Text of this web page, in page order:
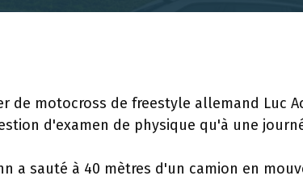
de motocross de freestyle allemand Luc
d'examen de physique qu'à une
a sauté à 40 mètres d'un camion en